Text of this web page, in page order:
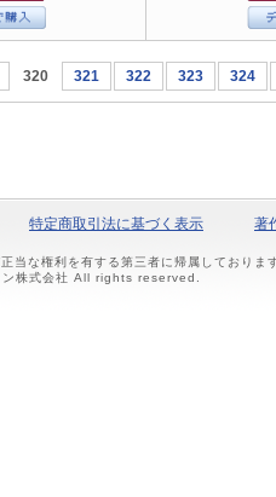
320 321 322 323 324
特定商取引法に基づく表示 著
な権利を有する第三者に帰属しておりま
株式会社 All rights reserved.